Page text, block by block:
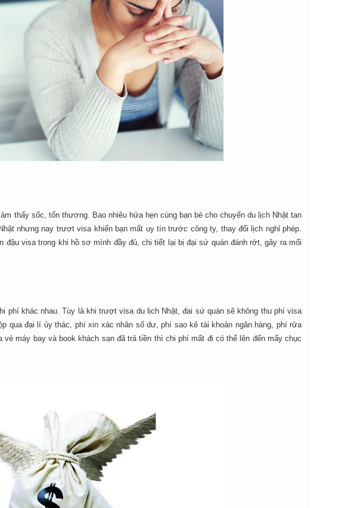
thấy sốc, tổn thương. Bao nhiêu hứa hẹn cùng bạn bè cho chuyến du lịch Nhật tan
nhưng nay trượt visa khiến bạn mất uy tín trước công ty, thay đổi lịch nghỉ phép.
visa trong khi hồ sơ mình đầy đủ, chi tiết lại bị đại sứ quán đánh rớt, gây ra mối
phí khác nhau. Tùy là khi trượt visa du lịch Nhật, đai sứ quán sẽ không thu phí visa
qua đại lí ủy thác, phí xin xác nhân số dư, phí sao kê tài khoản ngân hàng, phí rửa
máy bay và book khách sạn đã trả tiền thì chi phí mất đi có thể lên đến mấy chục